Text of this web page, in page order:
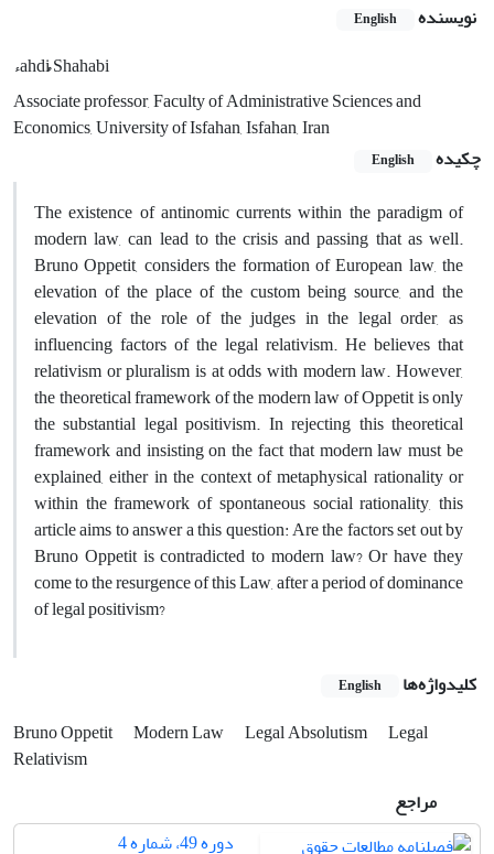
نویسنده English
ءahdi ُُShahabi
Associate professor, Faculty of Administrative Sciences and
Economics, University of Isfahan, Isfahan, Iran
چکیده
English
The existence of antinomic currents within the paradigm of
modern law, can lead to the crisis and passing that as well.
Bruno Oppetit, considers the formation of European law, the
elevation of the place of the custom being source, and the
elevation of the role of the judges in the legal order, as
influencing factors of the legal relativism. He believes that
relativism or pluralism is at odds with modern law. However,
the theoretical framework of the modern law of Oppetit is only
the substantial legal positivism. In rejecting this theoretical
framework and insisting on the fact that modern law must be
explained, either in the context of metaphysical rationality or
within the framework of spontaneous social rationality, this
article aims to answer a this question: Are the factors set out by
Bruno Oppetit is contradicted to modern law? Or have they
come to the resurgence of this Law, after a period of dominance
of legal positivism?
کلیدواژه‌ها English
Bruno Oppetit Modern Law Legal Absolutism
Legal
Relativism
مراجع
دوره 49، شماره 4